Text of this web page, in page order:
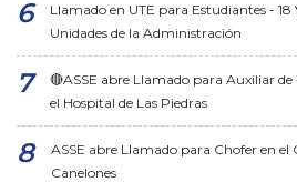
Llamado en UTE para Estudiantes - 18
Unidades de la Administración
🔴ASSE abre Llamado para Auxiliar
el Hospital de Las Piedras
ASSE abre Llamado para Chofer en
Canelones